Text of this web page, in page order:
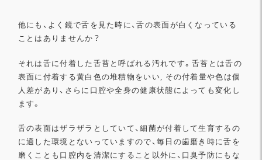
他にも、よく鏡で舌を見た時に、舌の表面が白くなっている
ことはありませんか？
それは舌に付着した舌苔と呼ばれる汚れです。舌苔とは舌の
表面に付着する黄白色の堆積物をいい, その付着量や色は個
人差があり、 さらに口腔や全身の健康状態によっても変化し
ます。
舌の表面はザラザラとしていて、細菌が付着して生育するの
に適した環境とないっていますので、 毎日の歯磨き時に舌を
磨くことも口腔内を清潔にすること以外に、 口臭予防にもな